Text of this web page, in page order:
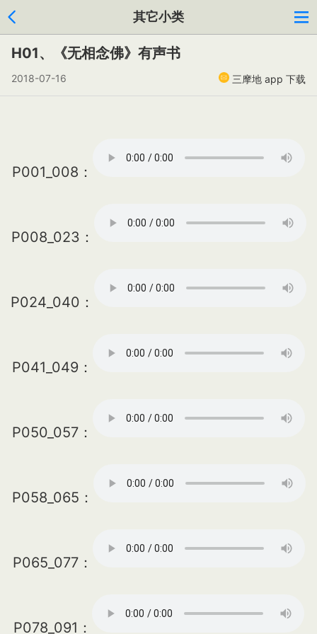
其它小类
H01、《无相念佛》有声书
2018-07-16 三摩地 app 下载
P001_008：
P008_023：
P024_040：
P041_049：
P050_057：
P058_065：
P065_077：
P078_091：